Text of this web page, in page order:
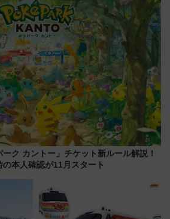
ク カントー」チケット新ルール解説！
本人確認が11月スタート